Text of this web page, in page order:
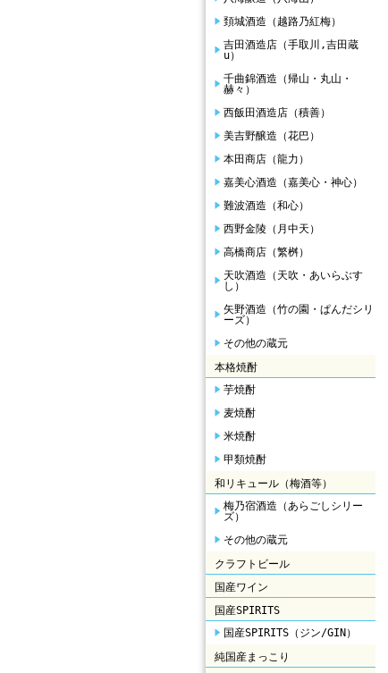
頚城酒造（越路乃紅梅）
吉田酒造店（手取川,吉田蔵
u）
千曲錦酒造（帰山・丸山・
赫々）
西飯田酒造店（積善）
美吉野醸造（花巴）
本田商店（龍力）
嘉美心酒造（嘉美心・神心）
難波酒造（和心）
西野金陵（月中天）
高橋商店（繁桝）
天吹酒造（天吹・あいらぶす
し）
矢野酒造（竹の園・ぱんだシリ
ーズ）
その他の蔵元
本格焼酎
芋焼酎
麦焼酎
米焼酎
甲類焼酎
和リキュール（梅酒等）
梅乃宿酒造（あらごしシリー
ズ）
その他の蔵元
クラフトビール
国産ワイン
国産SPIRITS
国産SPIRITS（ジン/GIN）
純国産まっこり